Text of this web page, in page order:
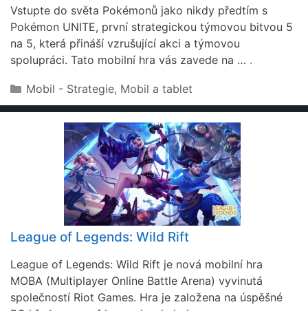
Vstupte do světa Pokémonů jako nikdy předtím s
Pokémon UNITE, první strategickou týmovou bitvou 5
na 5, která přináší vzrušující akci a týmovou
spolupráci. Tato mobilní hra vás zavede na … .
Rubriky
Mobil - Strategie, Mobil a tablet
League of Legends: Wild Rift
League of Legends: Wild Rift je nová mobilní hra
MOBA (Multiplayer Online Battle Arena) vyvinutá
společností Riot Games. Hra je založena na úspěšné